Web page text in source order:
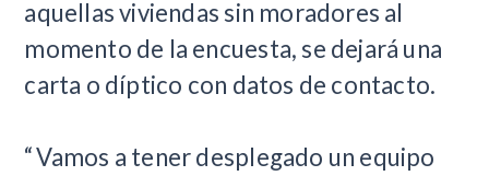
aquellas viviendas sin moradores al
momento de la encuesta, se dejará una
carta o díptico con datos de contacto.
“Vamos a tener desplegado un equipo